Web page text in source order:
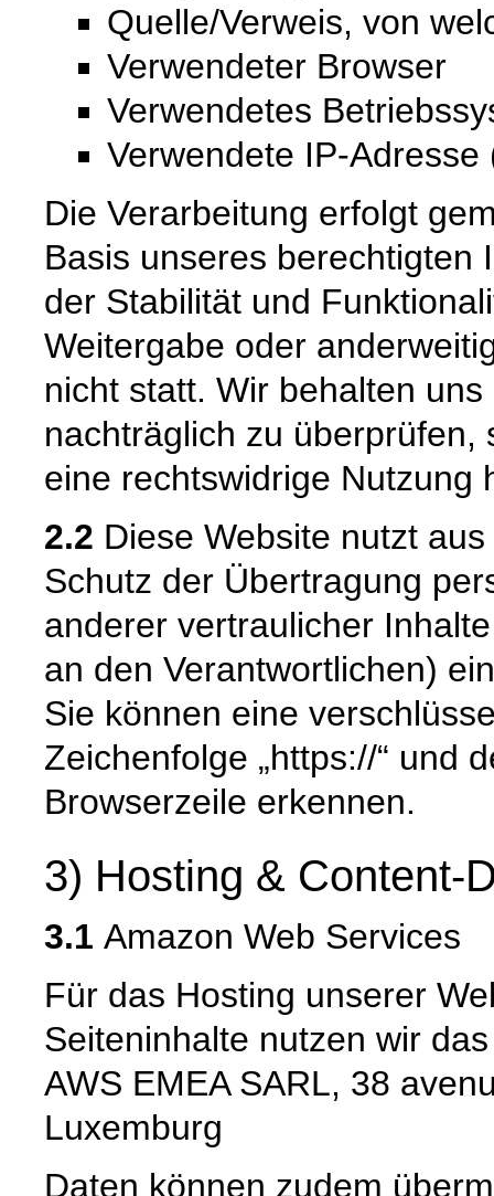
Quelle/Verweis, von
Verwendeter Browser
Verwendetes
Verwendete IP-
Die Verarbeitung erfolgt
Basis unseres berechtigten
der Stabilität und
Weitergabe oder
nicht statt. Wir behalten
nachträglich zu überprüfen,
eine rechtswidrige Nutzung
2.2 Diese Website nutzt
Schutz der Übertragung
anderer vertraulicher
an den Verantwortlichen)
Sie können eine
Zeichenfolge „https://“ und
Browserzeile erkennen.
3) Hosting & Content-
3.1 Amazon Web Services
Für das Hosting unserer
Seiteninhalte nutzen wir
AWS EMEA SARL, 38
Luxemburg
Daten können zudem